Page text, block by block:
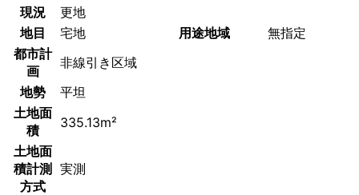
現況
更地
地目
宅地 用途地域
無指定
都市計
画
非線引き区域
地勢
平坦
土地面
積
335.13m²
土地面
積計測
方式
実測